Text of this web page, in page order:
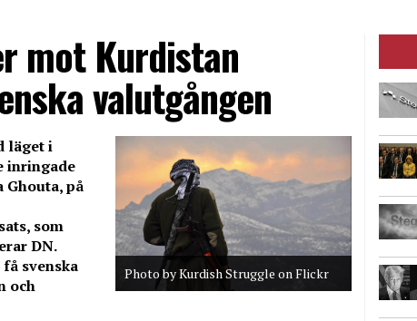
mot Kurdistan
valutgången
Photo by Kurdish Struggle on Flickr
läget i
inringade
på
som
DN.
svenska
och